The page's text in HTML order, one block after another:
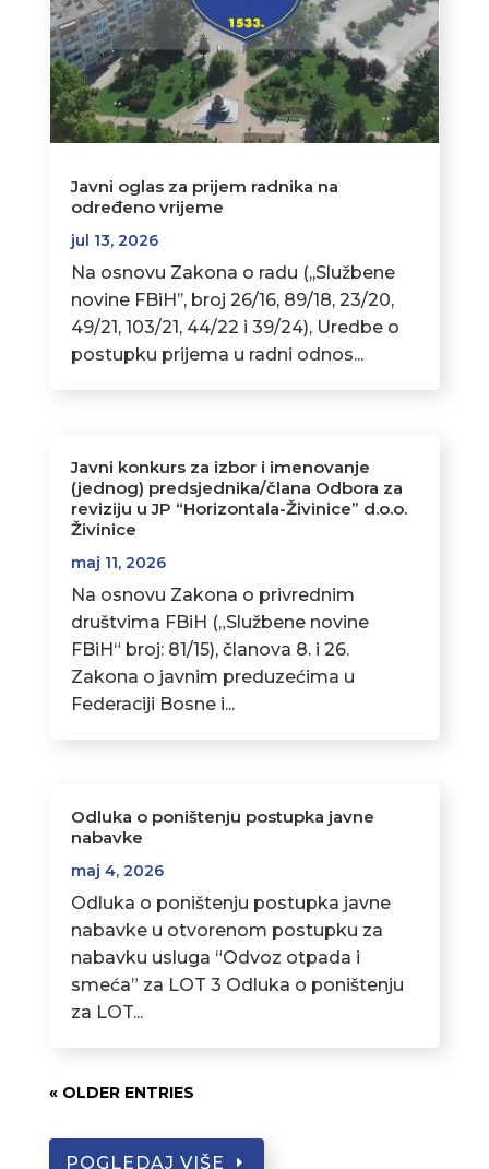
Javni oglas za prijem radnika na
određeno vrijeme
jul 13, 2026
Na osnovu Zakona o radu (,,Službene
novine FBiH’’, broj 26/16, 89/18, 23/20,
49/21, 103/21, 44/22 i 39/24), Uredbe o
postupku prijema u radni odnos...
Javni konkurs za izbor i imenovanje
(jednog) predsjednika/člana Odbora za
reviziju u JP “Horizontala-Živinice” d.o.o.
Živinice
maj 11, 2026
Na osnovu Zakona o privrednim
društvima FBiH („Službene novine
FBiH“ broj: 81/15), članova 8. i 26.
Zakona o javnim preduzećima u
Federaciji Bosne i...
Odluka o poništenju postupka javne
nabavke
maj 4, 2026
Odluka o poništenju postupka javne
nabavke u otvorenom postupku za
nabavku usluga “Odvoz otpada i
smeća” za LOT 3 Odluka o poništenju
za LOT...
« OLDER ENTRIES
POGLEDAJ VIŠE